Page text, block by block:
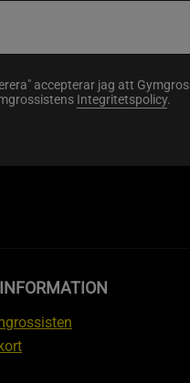
accepterar jag att
Integritetspolicy.